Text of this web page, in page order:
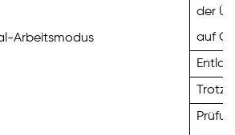
Arbeitsmodus
der
auf